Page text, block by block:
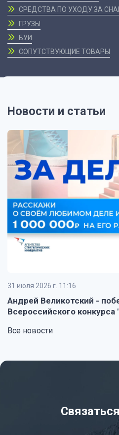
СРЕДСТВА ПО УХОДУ ЗА
ГРУЗЫ
БУИ
СОПУТСТВУЮЩИЕ ТОВАРЫ
Новости и статьи
31 июля 2026 г. 11:16
Андрей Великотский -
Всероссийского конкурса
Все новости